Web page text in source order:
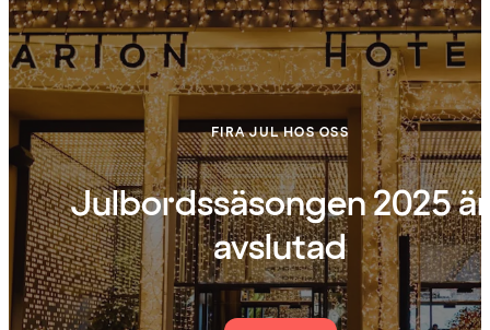
FIRA JUL HOS OSS
Julbordssäsongen 2025 är
avslutad